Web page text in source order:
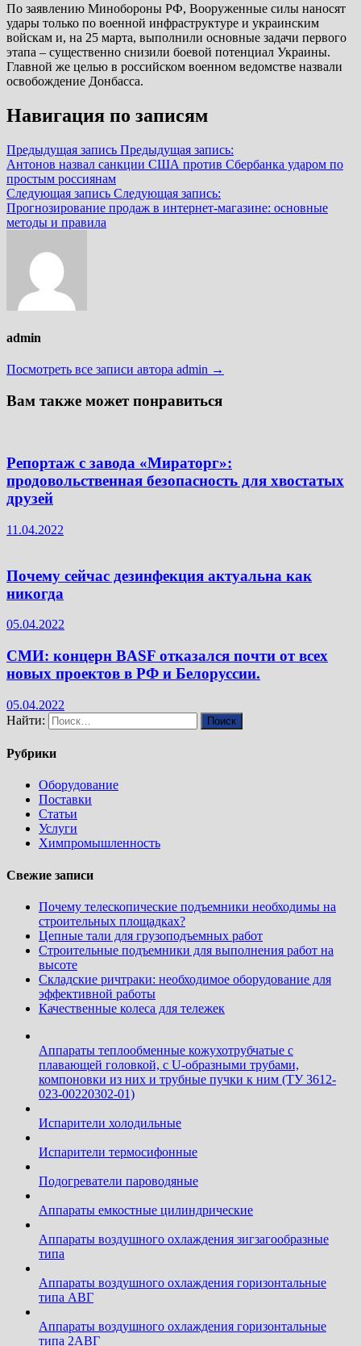
По заявлению Минобороны РФ, Вооруженные силы наносят
удары только по военной инфраструктуре и украинским
войскам и, на 25 марта, выполнили основные задачи первого
этапа – существенно снизили боевой потенциал Украины.
Главной же целью в российском военном ведомстве назвали
освобождение Донбасса.
Навигация по записям
Предыдущая запись Предыдущая запись:
Антонов назвал санкции США против Сбербанка ударом по
простым россиянам
Следующая запись Следующая запись:
Прогнозирование продаж в интернет-магазине: основные
методы и правила
admin
Посмотреть все записи автора admin →
Вам также может понравиться
Репортаж с завода «Мираторг»:
продовольственная безопасность для хвостатых
друзей
11.04.2022
Почему сейчас дезинфекция актуальна как
никогда
05.04.2022
СМИ: концерн BASF отказался почти от всех
новых проектов в РФ и Белоруссии.
05.04.2022
Найти:
Рубрики
Оборудование
Поставки
Статьи
Услуги
Химпромышленность
Свежие записи
Почему телескопические подъемники необходимы на
строительных площадках?
Цепные тали для грузоподъемных работ
Строительные подъемники для выполнения работ на
высоте
Складские ричтраки: необходимое оборудование для
эффективной работы
Качественные колеса для тележек
Аппараты теплообменные кожухотрубчатые c
плавающей головкой, с U-образными трубами,
компоновки из них и трубные пучки к ним (ТУ 3612-
023-00220302-01)
Испарители холодильные
Испарители термосифонные
Подогреватели пароводяные
Аппараты емкостные цилиндрические
Аппараты воздушного охлаждения зигзагообразные
типа
Аппараты воздушного охлаждения горизонтальные
типа АВГ
Аппараты воздушного охлаждения горизонтальные
типа 2АВГ